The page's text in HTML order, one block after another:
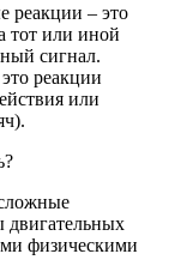
реакции – это
тот или иной
сигнал.
реакции
или
двигательных
физическими